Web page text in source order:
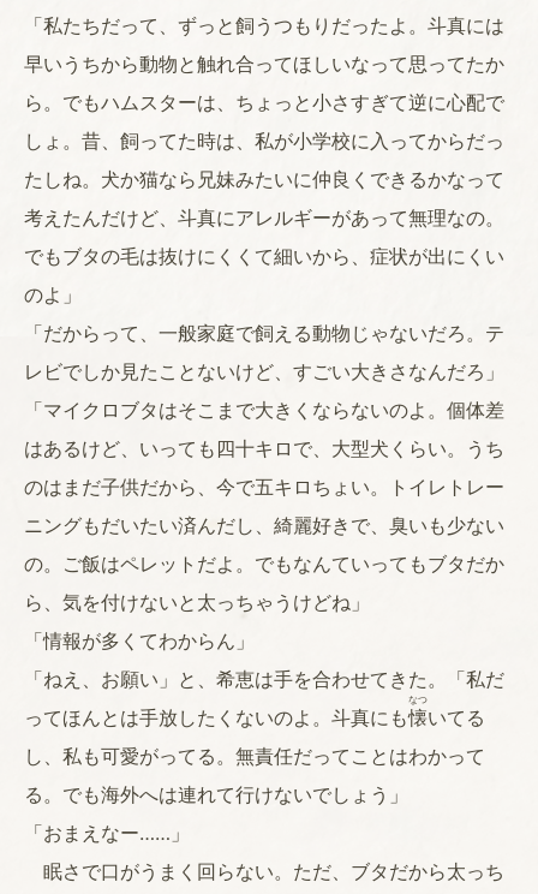
「私たちだって、ずっと飼うつもりだったよ。斗真には
早いうちから動物と触れ合ってほしいなって思ってたか
ら。でもハムスターは、ちょっと小さすぎて逆に心配で
しょ。昔、飼ってた時は、私が小学校に入ってからだっ
たしね。犬か猫なら兄妹みたいに仲良くできるかなって
考えたんだけど、斗真にアレルギーがあって無理なの。
でもブタの毛は抜けにくくて細いから、症状が出にくい
のよ」
「だからって、一般家庭で飼える動物じゃないだろ。テ
レビでしか見たことないけど、すごい大きさなんだろ」
「マイクロブタはそこまで大きくならないのよ。個体差
はあるけど、いっても四十キロで、大型犬くらい。うち
のはまだ子供だから、今で五キロちょい。トイレトレー
ニングもだいたい済んだし、綺麗好きで、臭いも少ない
の。ご飯はペレットだよ。でもなんていってもブタだか
ら、気を付けないと太っちゃうけどね」
「情報が多くてわからん」
「ねえ、お願い」と、希恵は手を合わせてきた。「私だ
ってほんとは手放したくないのよ。斗真にも懐
なつ
いてる
し、私も可愛がってる。無責任だってことはわかって
る。でも海外へは連れて行けないでしょう」
「おまえなー……」
眠さで口がうまく回らない。ただ、ブタだから太っち